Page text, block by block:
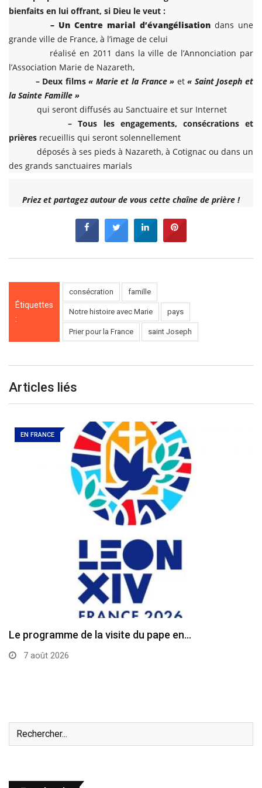
bienfaits en lui offrant, si Dieu le veut :
– Un Centre marial d’évangélisation dans une
grande ville de France, à l’image de celui
réalisé en 2011 dans la ville de l’Annonciation par
l’Association Marie de Nazareth,
– Deux films« Marie et la France » et« Saint Joseph et
la Sainte Famille »
qui seront diffusés au Sanctuaire et sur Internet
– Tous les engagements, consécrations et
prières recueillis qui seront solennellement
déposés à ses pieds à Nazareth, à Cotignac ou dans un
des grands sanctuaires marials
Priez et partagez autour de vous cette chaîne de prière !
Étiquettes
:
consécration famille
Notre histoire avec Marie pays
Prier pour la France saint Joseph
Articles liés
EN FRANCE
Le programme de la visite du pape en…
7 août 2026